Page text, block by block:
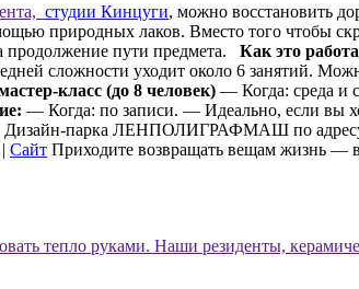
студии Кинцуги, можно восстановить
природных лаков. Вместо того чтобы
пути предмета. Как это
сложности уходит около 6 занятий.
класс (до 8 человек) — Когда: среда и
— Когда: по записи. — Идеально, если вы
парка ЛЕНПОЛИГРАФМАШ по
| Сайт Приходите возвращать вещам жизнь —
тепло руками. Наши резиденты,